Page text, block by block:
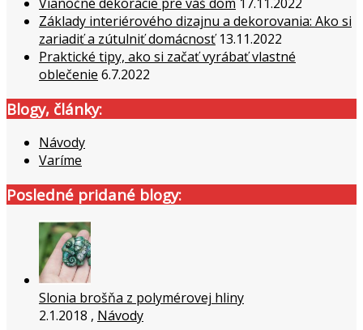
Základy interiérového dizajnu a dekorovania: Ako si
zariadiť a zútulniť domácnosť 13.11.2022
Praktické tipy, ako si začať vyrábať vlastné
oblečenie 6.7.2022
Blogy, články:
Návody
Varíme
Posledné pridané blogy:
Slonia brošňa z polymérovej hliny
2.1.2018 , Návody